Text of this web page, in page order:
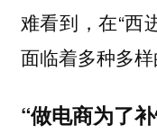
难看到，在“西
面临着多种多样
“做电商为了